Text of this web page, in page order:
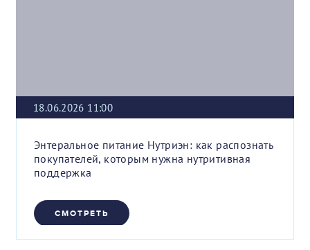
18.06.2026 11:00
Энтеральное питание Нутриэн: как распознать
покупателей, которым нужна нутритивная
поддержка
СМОТРЕТЬ